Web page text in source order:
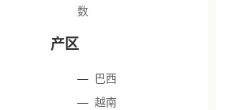
数
产区
— 巴西
—越南